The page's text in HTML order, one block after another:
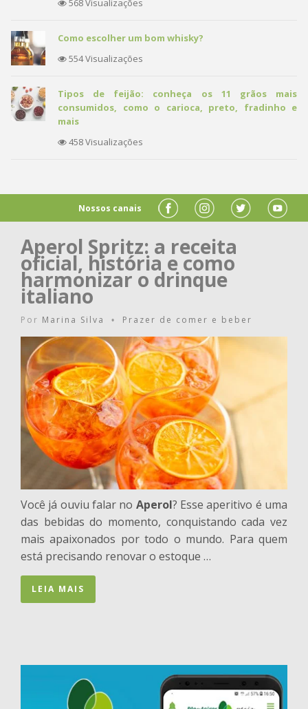
568 Visualizações
Como escolher um bom whisky?
554 Visualizações
Tipos de feijão: conheça os 11 grãos mais
consumidos, como o carioca, preto, fradinho e
mais
458 Visualizações
Nossos canais
Aperol Spritz: a receita
oficial, história e como
harmonizar o drinque
italiano
Por Marina Silva • Prazer de comer e beber
Você já ouviu falar no Aperol? Esse aperitivo é uma
das bebidas do momento, conquistando cada vez
mais apaixonados por todo o mundo. Para quem
está precisando renovar o estoque …
LEIA MAIS